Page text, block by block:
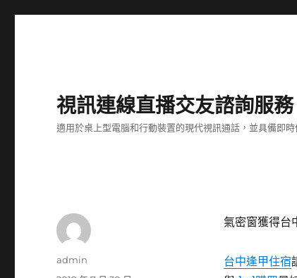
視訊連線直播交友諮詢服務
適用於桌上型電腦和行動裝置的現代視訊通話，並具備即
氣密窗獲得台
台中逢甲住宿
作
admin